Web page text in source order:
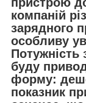
компаній
зарядного
особливу
буду
форму:
показник